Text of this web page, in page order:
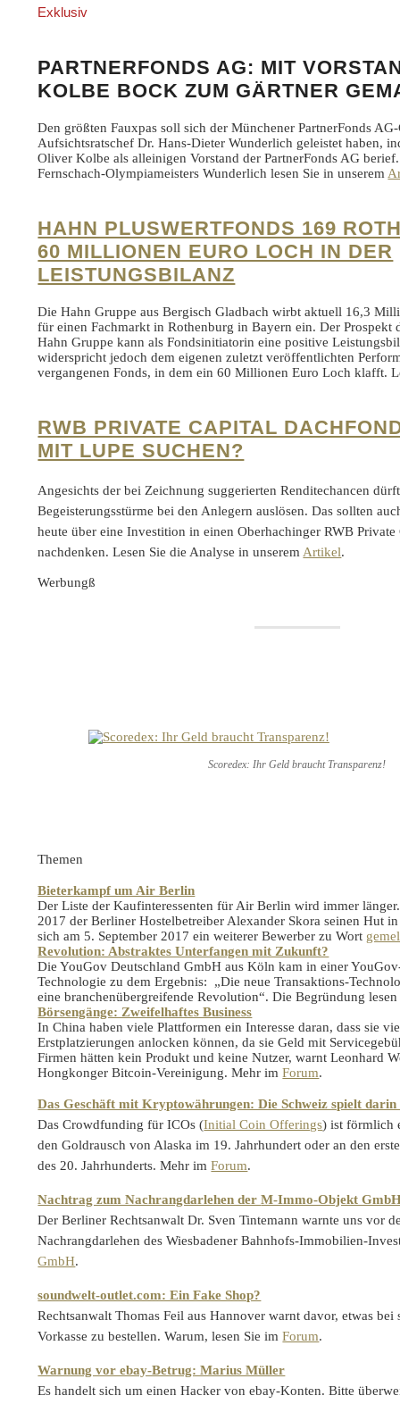
Exklusiv
PARTNERFONDS AG: MIT
KOLBE BOCK ZUM GÄRTNER
Den größten Fauxpas soll sich der Münchener PartnerFonds
Aufsichtsratschef Dr. Hans-Dieter Wunderlich geleistet haben,
Oliver Kolbe als alleinigen Vorstand der PartnerFonds AG
Fernschach-Olympiameisters Wunderlich lesen Sie in unserem
HAHN PLUSWERTFONDS 169
60 MILLIONEN EURO LOCH IN DER
LEISTUNGSBILANZ
Die Hahn Gruppe aus Bergisch Gladbach wirbt aktuell 16,3
für einen Fachmarkt in Rothenburg in Bayern ein. Der Prospekt
Hahn Gruppe kann als Fondsinitiatorin eine positive
widerspricht jedoch dem eigenen zuletzt veröffentlichten
vergangenen Fonds, in dem ein 60 Millionen Euro Loch klafft.
RWB PRIVATE CAPITAL
MIT LUPE SUCHEN?
Angesichts der bei Zeichnung suggerierten Renditechancen
Begeisterungsstürme bei den Anlegern auslösen. Das sollten
heute über eine Investition in einen Oberhachinger RWB
nachdenken. Lesen Sie die Analyse in unserem Artikel.
Werbungß
Scoredex: Ihr Geld braucht Transparenz!
Themen
Bieterkampf um Air Berlin
Der Liste der Kaufinteressenten für Air Berlin wird immer
2017 der Berliner Hostelbetreiber Alexander Skora seinen Hut
sich am 5. September 2017 ein weiterer Bewerber zu Wort
Revolution: Abstraktes Unterfangen mit Zukunft?
Die YouGov Deutschland GmbH aus Köln kam in einer
Technologie zu dem Ergebnis: „Die neue Transaktions-
eine branchenübergreifende Revolution“. Die Begründung
Börsengänge: Zweifelhaftes Business
In China haben viele Plattformen ein Interesse daran, dass sie
Erstplatzierungen anlocken können, da sie Geld mit
Firmen hätten kein Produkt und keine Nutzer, warnt Leonhard
Hongkonger Bitcoin-Vereinigung. Mehr imForum.
Das Geschäft mit Kryptowährungen: Die Schweiz spielt darin
Das Crowdfunding für ICOs (Initial Coin Offerings) ist förmlich
den Goldrausch von Alaska im 19. Jahrhundert oder an den
des 20. Jahrhunderts. Mehr imForum.
Nachtrag zum Nachrangdarlehen derM-Immo-Objekt
Der Berliner Rechtsanwalt Dr. Sven Tintemann warnte uns vor
Nachrangdarlehen des Wiesbadener Bahnhofs-Immobilien-
GmbH.
soundwelt-outlet.com: Ein Fake Shop?
Rechtsanwalt Thomas Feil aus Hannover warnt davor, etwas
Vorkasse zu bestellen. Warum, lesen Sie imForum.
Warnung vor ebay-Betrug: Marius Müller
Es handelt sich um einen Hacker von ebay-Konten. Bitte